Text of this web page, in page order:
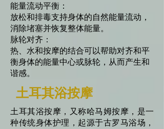
能量流动平衡：
放松和排毒支持身体的自然能量流动，
消除堵塞并恢复整体能量。
脉轮对齐：
热、水和按摩的结合可以帮助对齐和平
衡身体的能量中心或脉轮，从而产生和
谐感。
土耳其浴按摩
土耳其浴按摩，又称哈马姆按摩，是一
种传统身体护理，起源于古罗马浴场，